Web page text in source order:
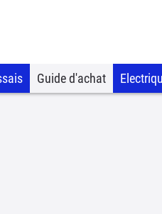
Guide d'achat